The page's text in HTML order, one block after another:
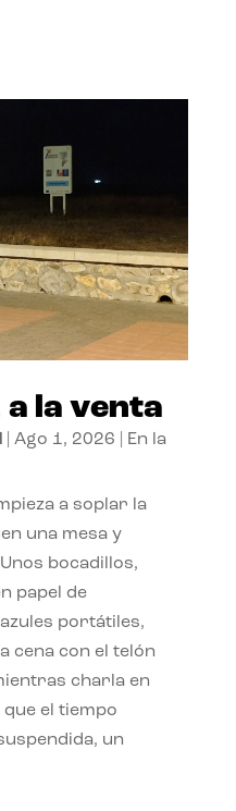
la venta
| Ago 1, 2026
En la
a soplar la
una mesa y
bocadillos,
papel de
portátiles,
cena con el telón
charla en
el tiempo
un